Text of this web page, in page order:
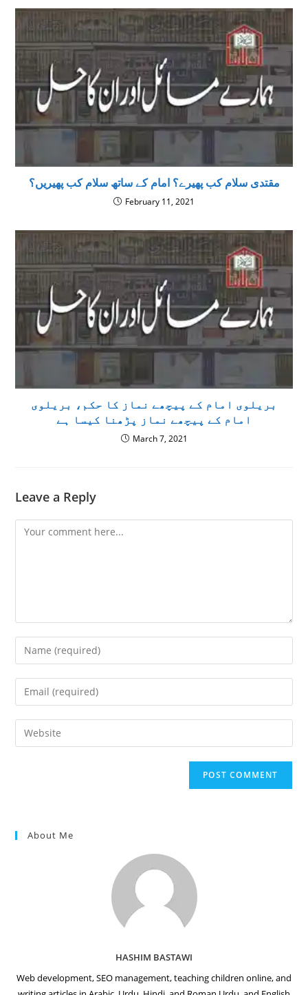
مقتدی سلام کب پھیرے؟ امام کے ساتھ سلام کب پھیریں؟
February 11, 2021
بریلوی امام کے پیچھے نماز کا حکم، بریلوی
امام کے پیچھے نماز پڑھنا کیسا ہے
March 7, 2021
Leave a Reply
Comment
Enter
your
name
comment
Enter
your
email
address
Enter
your
About Me
HASHIM BASTAWI
Web development, SEO management, teaching children online, and